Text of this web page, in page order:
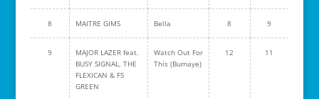
8 MAITRE GIMS Bella 8 9
9
MAJOR LAZER feat.
BUSY SIGNAL, THE
FLEXICAN & FS
GREEN
Watch Out For
This (Bumaye)
12 11